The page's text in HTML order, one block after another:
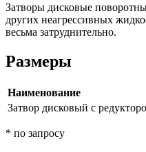
Затворы дисковые
других неагрессивных
весьма затруднительно.
Размеры
Наименование
Затвор дисковый с
* по запросу